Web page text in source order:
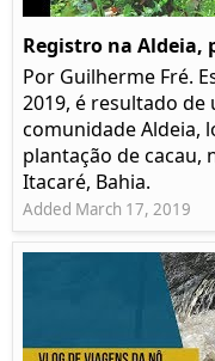
Registro na Aldeia,
Por Guilherme Fré.
2019, é resultado de
comunidade Aldeia,
plantação de cacau,
Itacaré, Bahia.
Added March 17, 2019